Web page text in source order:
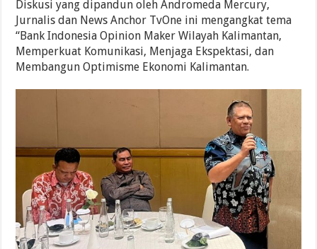
Diskusi yang dipandun oleh Andromeda Mercury,
Jurnalis dan News Anchor TvOne ini mengangkat tema
“Bank Indonesia Opinion Maker Wilayah Kalimantan,
Memperkuat Komunikasi, Menjaga Ekspektasi, dan
Membangun Optimisme Ekonomi Kalimantan.